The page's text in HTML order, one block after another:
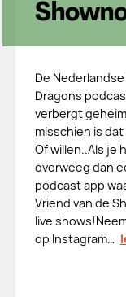
De
Dragons
verbergt
misschien is
Of willen..Als je
overweeg dan
podcast app
⁠⁠⁠⁠⁠⁠⁠⁠⁠⁠⁠⁠⁠⁠⁠⁠Vriend van de
live
op ⁠⁠⁠⁠⁠⁠⁠⁠⁠⁠⁠⁠⁠⁠⁠⁠⁠⁠⁠⁠⁠⁠⁠⁠⁠⁠⁠⁠⁠⁠⁠⁠⁠⁠⁠⁠⁠⁠⁠Instagram⁠⁠⁠⁠⁠⁠⁠⁠⁠⁠⁠⁠⁠⁠⁠⁠⁠⁠⁠⁠⁠⁠⁠⁠⁠⁠⁠⁠⁠⁠⁠⁠…